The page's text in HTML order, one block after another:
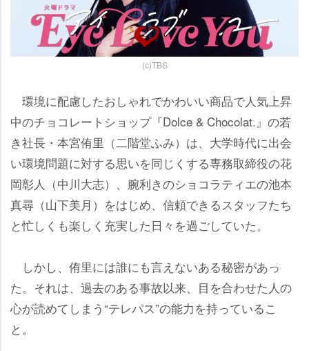
(c)TBS
環境に配慮したおしゃれでかわいい商品で人気上昇
中のチョコレートショップ『Dolce & Chocolat.』の若
き社長・本宮侑里（二階堂ふみ）は、大学時代に出会
い環境問題に対する思いを同じくする専務取締役の花
岡彰人（中川大志）、腕利きのショコラティエの池本
真尋（山下美月）をはじめ、信頼できるスタッフたち
と忙しくも楽しく充実した日々を過ごしていた。
しかし、侑里には誰にも言えないある秘密があっ
た。それは、過去のある事故以来、目を合わせた人の
心が読めてしまう“テレパス”の能力を持っているこ
と。